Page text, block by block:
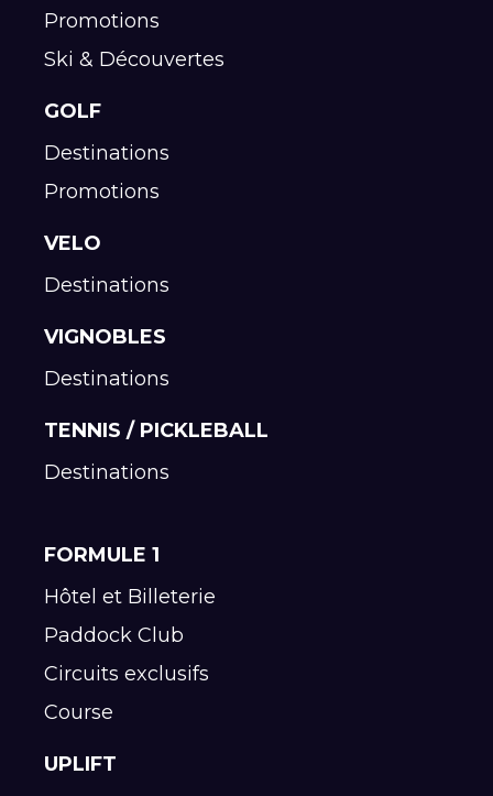
Promotions
Ski & Découvertes
GOLF
Destinations
Promotions
VELO
Destinations
VIGNOBLES
Destinations
TENNIS / PICKLEBALL
Destinations
FORMULE 1
Hôtel et Billeterie
Paddock Club
Circuits exclusifs
Course
UPLIFT